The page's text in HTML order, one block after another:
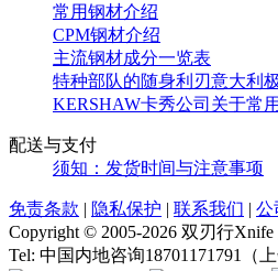
常用钢材介绍
CPM钢材介绍
主流钢材成分一览表
特种部队的随身利刃意大利
KERSHAW卡秀公司关于常
配送与支付
须知：发货时间与注意事项
免责条款 | 隐私保护 | 联系我们 | 公
Copyright © 2005-2026 双刃行
Tel: 中国内地咨询18701171791（